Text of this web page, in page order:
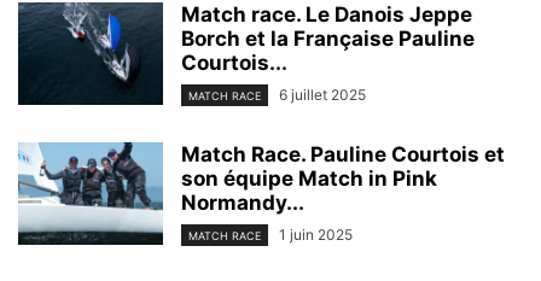
Match race. Le Danois Jeppe
Borch et la Française Pauline
Courtois...
MATCH RACE 6 juillet 2025
Match Race. Pauline Courtois et
son équipe Match in Pink
Normandy...
MATCH RACE 1 juin 2025